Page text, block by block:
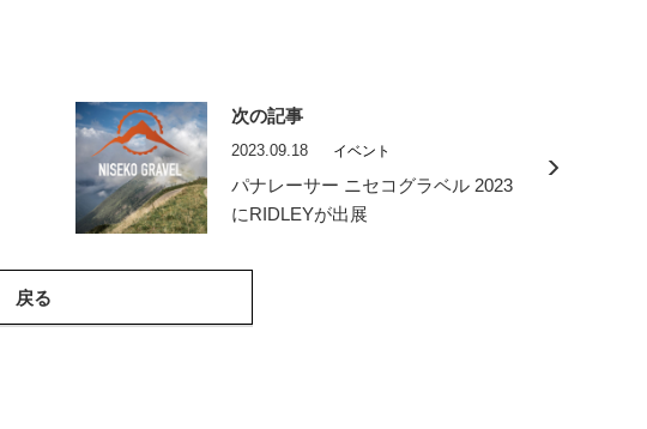
次の記事
2023.09.18 イベント
パナレーサー ニセコグラベル 2023
にRIDLEYが出展
戻る